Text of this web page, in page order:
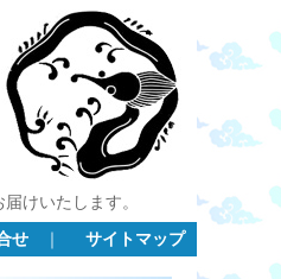
けいたします。
せ ｜ サイトマップ